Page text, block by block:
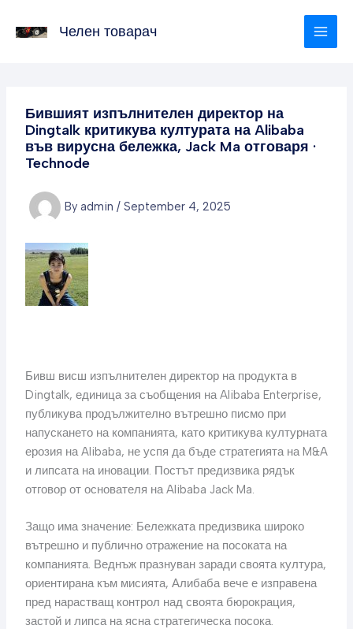
Челен товарач
Бившият изпълнителен директор на
Dingtalk критикува културата на Alibaba
във вирусна бележка, Jack Ma отговаря ·
Technode
By admin / September 4, 2025
Бивш висш изпълнителен директор на продукта в
Dingtalk, единица за съобщения на Alibaba Enterprise,
публикува продължително вътрешно писмо при
напускането на компанията, като критикува културната
ерозия на Alibaba, не успя да бъде стратегията на M&A
и липсата на иновации. Постът предизвика рядък
отговор от основателя на Alibaba Jack Ma.
Защо има значение: Бележката предизвика широко
вътрешно и публично отражение на посоката на
компанията. Веднъж празнуван заради своята култура,
ориентирана към мисията, Алибаба вече е изправена
пред нарастващ контрол над своята бюрокрация,
застой и липса на ясна стратегическа посока.